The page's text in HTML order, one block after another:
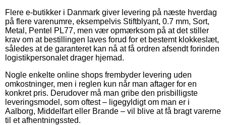
Flere e-butikker i Danmark giver levering på næste hverdag
på flere varenumre, eksempelvis Stiftblyant, 0.7 mm, Sort,
Metal, Pentel PL77, men vær opmærksom på at det stiller
krav om at bestillingen laves forud for et bestemt klokkeslæt,
således at de garanteret kan nå at få ordren afsendt forinden
logistikpersonalet drager hjemad.
Nogle enkelte online shops frembyder levering uden
omkostninger, men i reglen kun når man aftager for en
konkret pris. Derudover må man gribe den prisbilligste
leveringsmodel, som oftest – ligegyldigt om man er i
Aalborg, Middelfart eller Brande – vil blive at få bragt varerne
til et afhentningssted.